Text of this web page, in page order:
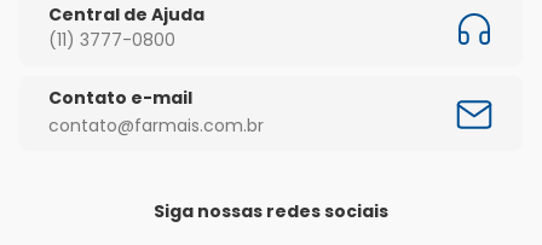
Central de Ajuda
(11) 3777-0800
Contato e-mail
contato@farmais.com.br
Siga nossas redes sociais